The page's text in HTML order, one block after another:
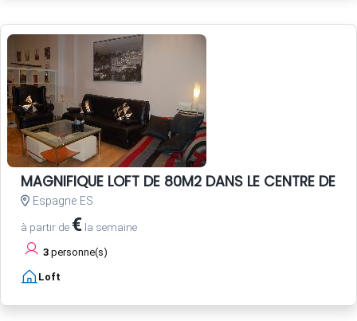
MAGNIFIQUE LOFT DE 80M2 DANS LE CENTRE DE
Espagne ES
à partir de € la semaine
3 personne(s)
Loft